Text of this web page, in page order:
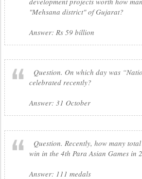
"Mehsana district" of Gujarat?
Answer: Rs 59 billion
Question. On which day was
celebrated recently?
Answer: 31 October
Question. Recently, how many
win in the 4th Para Asian Games in
Answer: 111 medals